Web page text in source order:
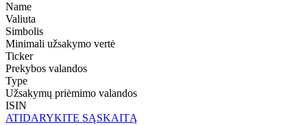
Name
Valiuta
Simbolis
Minimali užsakymo vertė
Ticker
Prekybos valandos
Type
Užsakymų priėmimo valandos
ISIN
ATIDARYKITE SĄSKAITĄ